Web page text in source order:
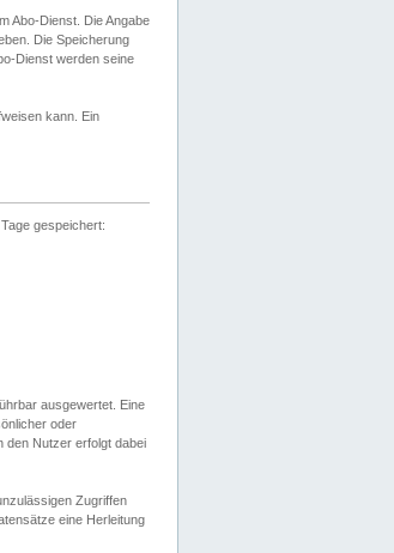
Abo-Dienst. Die Angabe
Die Speicherung
Dienst werden seine
kann. Ein
gespeichert:
ausgewertet. Eine
oder
den Nutzer erfolgt dabei
Zugriffen
eine Herleitung